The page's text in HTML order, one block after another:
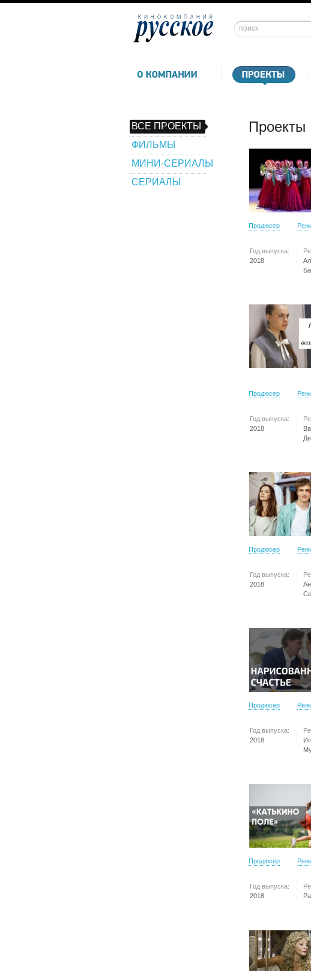
ВСЕ ПРОЕКТЫ
ФИЛЬМЫ
МИНИ-СЕРИАЛЫ
СЕРИАЛЫ
Проекты
Продюсер
Год выпуска:
2018
Продюсер
Год выпуска:
2018
Продюсер
Год выпуска:
2018
Продюсер
Год выпуска:
2018
Продюсер
Год выпуска:
2018